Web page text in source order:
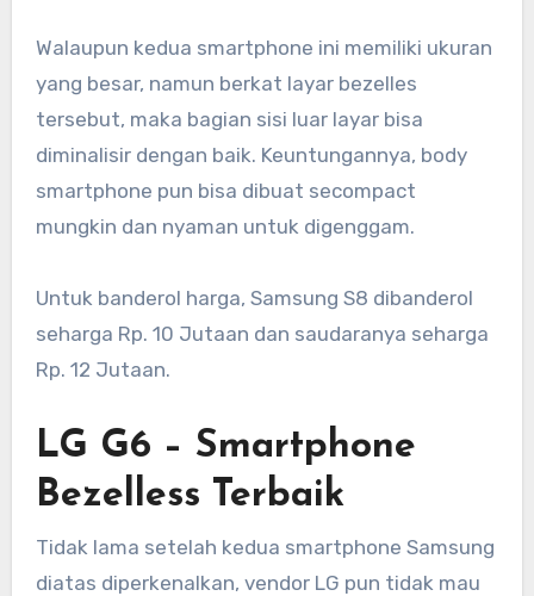
Walaupun kedua smartphone ini memiliki ukuran
yang besar, namun berkat layar bezelles
tersebut, maka bagian sisi luar layar bisa
diminalisir dengan baik. Keuntungannya, body
smartphone pun bisa dibuat secompact
mungkin dan nyaman untuk digenggam.
Untuk banderol harga, Samsung S8 dibanderol
seharga Rp. 10 Jutaan dan saudaranya seharga
Rp. 12 Jutaan.
LG G6 – Smartphone
Bezelless Terbaik
Tidak lama setelah kedua smartphone Samsung
diatas diperkenalkan, vendor LG pun tidak mau